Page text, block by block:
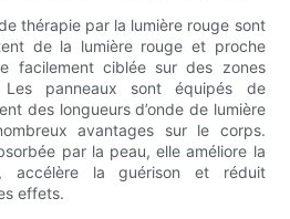
thérapie par la lumière rouge sont
de la lumière rouge et proche
facilement ciblée sur des zones
panneaux sont équipés de
des longueurs d’onde de lumière
avantages sur le corps.
par la peau, elle améliore la
accélère la guérison et réduit
effets.